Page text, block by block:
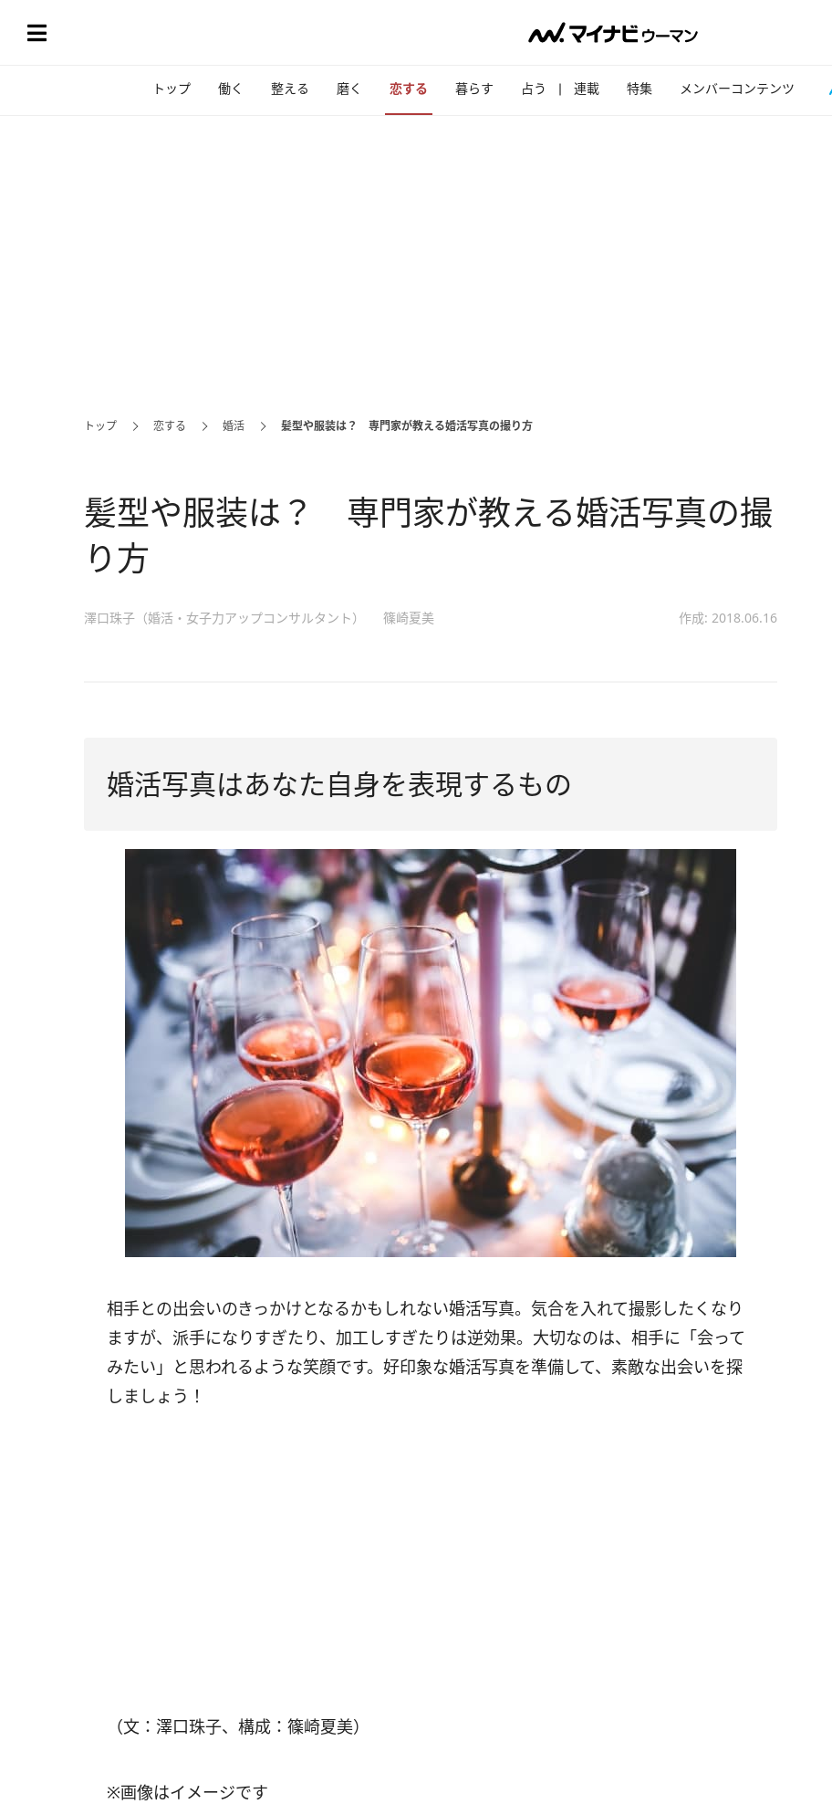
トップ 働く 整える 磨く 恋する 暮らす 占う 連載 特集 メンバーコンテンツ
トップ 恋する 婚活 髪型や服装は？ 専門家が教える婚活写真の撮り方
髪型や服装は？ 専門家が教える婚活写真の撮
り方
澤口珠子（婚活・女子力アップコンサルタント） 篠崎夏美 作成: 2018.06.16
婚活写真はあなた自身を表現するもの
相手との出会いのきっかけとなるかもしれない婚活写真。気合を入れて撮影したくなり
ますが、派手になりすぎたり、加工しすぎたりは逆効果。大切なのは、相手に「会って
みたい」と思われるような笑顔です。好印象な婚活写真を準備して、素敵な出会いを探
しましょう！
（文：澤口珠子、構成：篠崎夏美）
※画像はイメージです